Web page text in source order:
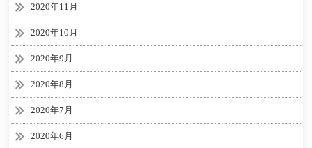
2020年11月
2020年10月
2020年9月
2020年8月
2020年7月
2020年6月